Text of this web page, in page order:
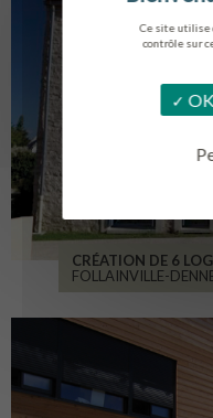
Ce site utilise
contrôle sur
CRÉATION DE 6
FOLLAINVILLE-